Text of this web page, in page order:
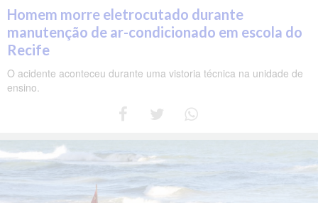
Homem morre eletrocutado durante
manutenção de ar-condicionado em escola do
Recife
O acidente aconteceu durante uma vistoria técnica na unidade de
ensino.